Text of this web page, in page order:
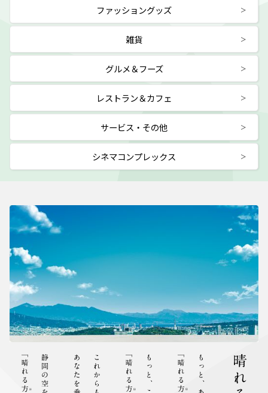
ファッショングッズ
雑貨
グルメ＆フーズ
レストラン＆カフェ
サービス・その他
シネマコンプレックス